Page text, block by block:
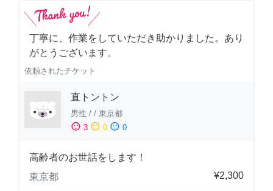
丁寧に、作業をしていただき助かりました。あり
がとうございます。
依頼されたチケット
直トントン
男性 / / 東京都
sentiment_satisfied 3 sentiment_neutral 0 sentiment_dissatisfied 0
高齢者のお世話をします！
東京都
¥2,300